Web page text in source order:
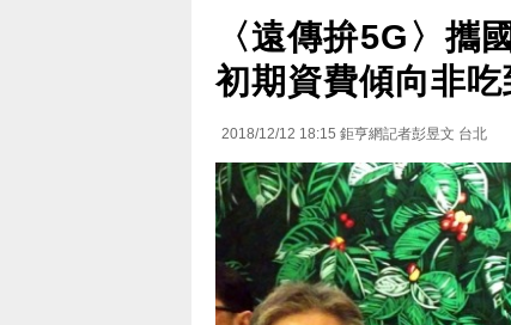
〈遠傳拚5G〉攜
初期資費傾向非吃
2018/12/12 18:15 鉅亨網記者彭昱文 台北